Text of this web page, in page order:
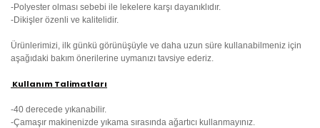
-Polyester olması sebebi ile lekelere karşı dayanıklıdır.
-Dikişler özenli ve kalitelidir.
Ürünlerimizi, ilk günkü görünüşüyle ve daha uzun süre kullanabilmeniz için
aşağıdaki bakım önerilerine uymanızı tavsiye ederiz.
Kullanım Talimatları
-40 derecede yıkanabilir.
-Çamaşır makinenizde yıkama sırasında ağartıcı kullanmayınız.